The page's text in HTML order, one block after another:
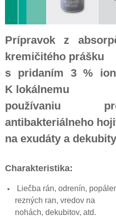
Prípravok z
kremičitého prášku
s pridaním 3 %
K lokálnemu
používaniu
antibakteriálneho
na exudáty a
Charakteristika:
Liečba rán, odrenín,
rezných ran, vredov na
nohách, dekubitov, atd.